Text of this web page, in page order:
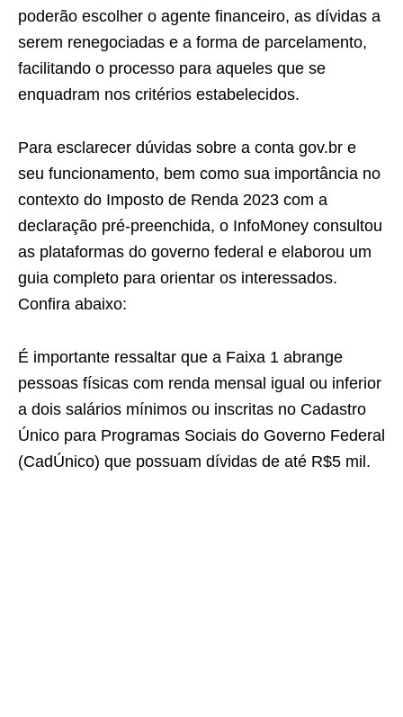
poderão escolher o agente financeiro, as dívidas a
serem renegociadas e a forma de parcelamento,
facilitando o processo para aqueles que se
enquadram nos critérios estabelecidos.
Para esclarecer dúvidas sobre a conta gov.br e
seu funcionamento, bem como sua importância no
contexto do Imposto de Renda 2023 com a
declaração pré-preenchida, o InfoMoney consultou
as plataformas do governo federal e elaborou um
guia completo para orientar os interessados.
Confira abaixo:
É importante ressaltar que a Faixa 1 abrange
pessoas físicas com renda mensal igual ou inferior
a dois salários mínimos ou inscritas no Cadastro
Único para Programas Sociais do Governo Federal
(CadÚnico) que possuam dívidas de até R$5 mil.